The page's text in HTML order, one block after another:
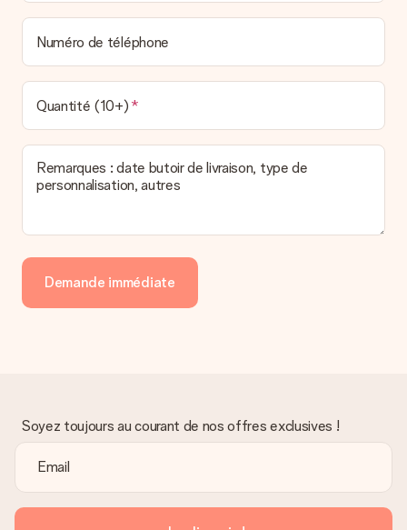
Numéro de téléphone
Quantité (10+)
Remarques : date butoir de livraison, type de
personnalisation, autres
Demande immédiate
Soyez toujours au courant de nos offres exclusives !